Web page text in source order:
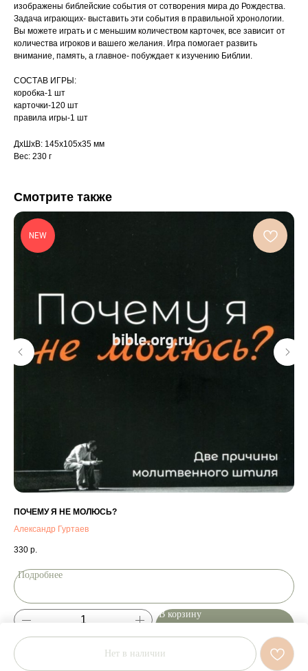
Нет в наличии
изображены библейские события от сотворения мира до Рождества.
Задача играющих- выставить эти события в правильной хронологии.
Вы можете играть и с меньшим количеством карточек, все зависит от
количества игроков и вашего желания. Игра помогает развить
внимание, память, а главное- побуждает к изучению Библии.
СОСТАВ ИГРЫ:
коробка-1 шт
карточки-120 шт
правила игры-1 шт
ДxШxВ: 145x105x35 мм
Вес: 230 г
Смотрите также
NEW
ПОЧЕМУ Я НЕ МОЛЮСЬ?
Александр Гуртаев
330 р.
Подробнее
В корзину